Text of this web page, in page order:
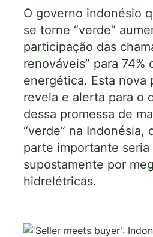
O governo indonésio
se torne “verde”
participação das
renováveis” para 74%
energética. Esta nova
revela e alerta para o
dessa promessa de
“verde” na Indonésia,
parte importante seria
supostamente por
hidrelétricas.
Imagem